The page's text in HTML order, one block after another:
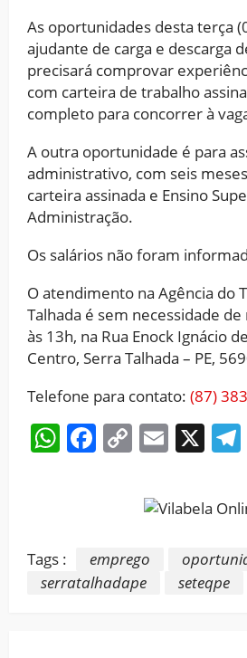
As oportunidades desta terça
ajudante de carga e descarga
precisará comprovar
com carteira de trabalho
completo para concorrer à
A outra oportunidade é para
administrativo, com seis
carteira assinada e Ensino
Administração.
Os salários não foram
O atendimento na Agência do
Talhada é sem necessidade de
às 13h, na Rua Enock Ignácio
Centro, Serra Talhada – PE,
Telefone para contato: (87)
WhatsApp
Facebook
CopyEmail
X
Tags : emprego
serratalhadape
seteqpe